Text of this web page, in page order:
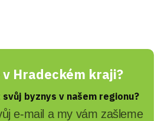
Hradeckém kraji?
byznys v našem regionu?
e-mail a my vám zašleme